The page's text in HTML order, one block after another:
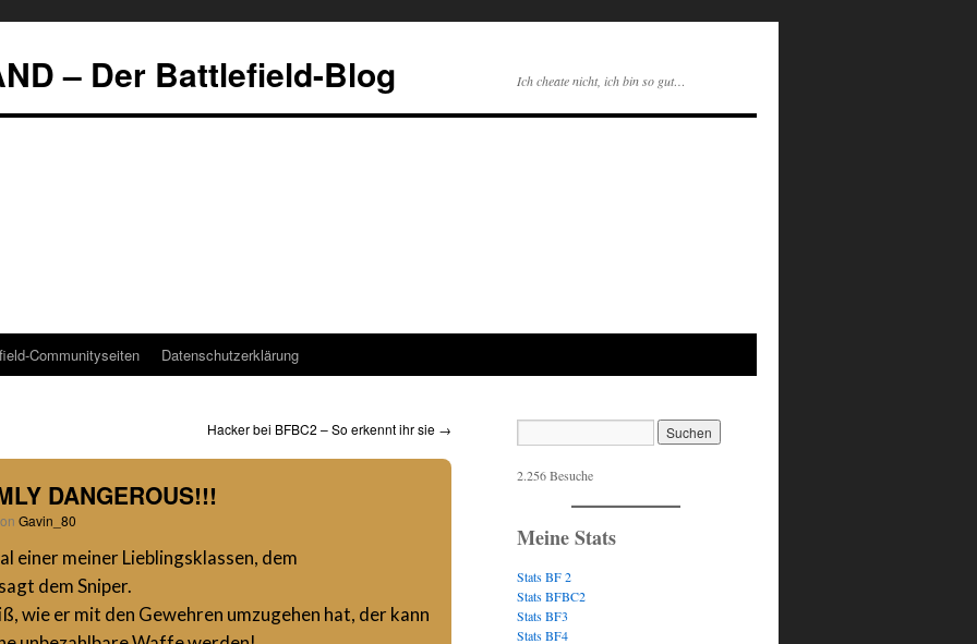
– Der Battlefield-Blog Ich cheate nicht, ich bin so gut…
Communityseiten Datenschutzerklärung
Hacker bei BFBC2 – So erkennt ihr sie →
DANGEROUS!!!
Gavin_80
einer meiner Lieblingsklassen, dem
dem Sniper.
wie er mit den Gewehren umzugehen hat, der kann
2.256 Besuche
Meine Stats
Stats BF 2
Stats BFBC2
Stats BF3
Stats BF4